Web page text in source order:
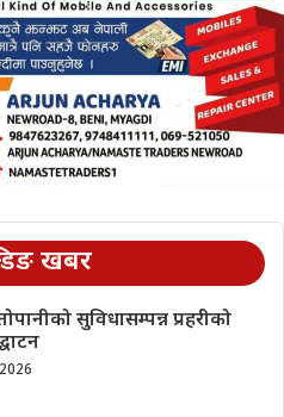
खबर
सुविधासम्पन्न प्रहरीको